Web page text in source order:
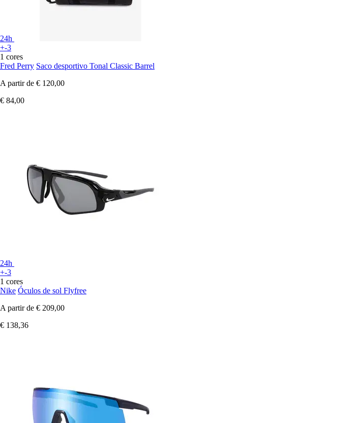
24h
+-3
1 cores
Fred Perry Saco desportivo Tonal Classic Barrel
A partir de € 120,00
€ 84,00
24h
+-3
1 cores
Nike Óculos de sol Flyfree
A partir de € 209,00
€ 138,36